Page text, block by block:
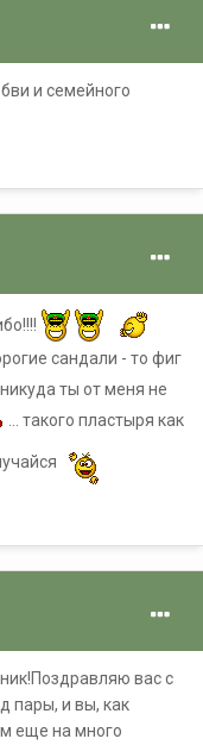
и семейного
сандали - то фиг
ты от меня не
... такого пластыря как
вас с
пары, и вы, как
еще на много